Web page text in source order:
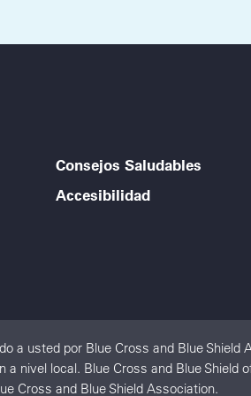
Consejos Saludables
Accesibilidad
a usted por Blue Cross and Blue Shield
nivel local. Blue Cross and Blue Shield
Cross and Blue Shield Association.